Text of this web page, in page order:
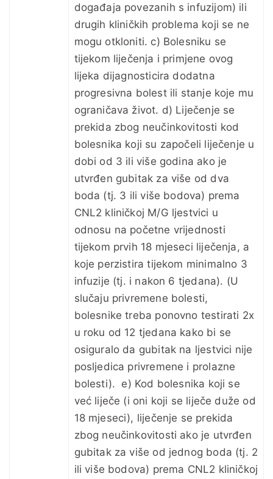
događaja povezanih s infuzijom) ili
drugih kliničkih problema koji se ne
mogu otkloniti. c) Bolesniku se
tijekom liječenja i primjene ovog
lijeka dijagnosticira dodatna
progresivna bolest ili stanje koje mu
ograničava život. d) Liječenje se
prekida zbog neučinkovitosti kod
bolesnika koji su započeli liječenje u
dobi od 3 ili više godina ako je
utvrđen gubitak za više od dva
boda (tj. 3 ili više bodova) prema
CNL2 kliničkoj M/G ljestvici u
odnosu na početne vrijednosti
tijekom prvih 18 mjeseci liječenja, a
koje perzistira tijekom minimalno 3
infuzije (tj. i nakon 6 tjedana). (U
slučaju privremene bolesti,
bolesnike treba ponovno testirati 2x
u roku od 12 tjedana kako bi se
osiguralo da gubitak na ljestvici nije
posljedica privremene i prolazne
bolesti). e) Kod bolesnika koji se
već liječe (i oni koji se liječe duže od
18 mjeseci), liječenje se prekida
zbog neučinkovitosti ako je utvrđen
gubitak za više od jednog boda (tj. 2
ili više bodova) prema CNL2 kliničkoj